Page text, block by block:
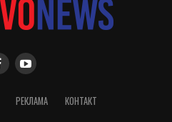
РЕКЛАМА КОНТАКТ